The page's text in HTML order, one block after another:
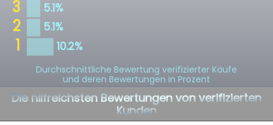
Durchschnittliche Bewertung verifizierter Käufe
und deren Bewertungen in Prozent
Die hilfreichsten Bewertungen von verifizierten
Kunden